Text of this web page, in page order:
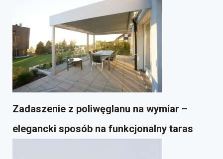
Zadaszenie z poliwęglanu na wymiar –
elegancki sposób na funkcjonalny taras